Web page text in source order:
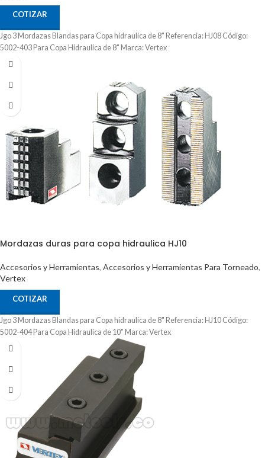
COTIZAR
Jgo 3 Mordazas Blandas para Copa hidraulica de 8" Referencia: HJ08 Código:
5002-403 Para Copa Hidraulica de 8" Marca: Vertex
Mordazas duras para copa hidraulica HJ10
Accesorios y Herramientas, Accesorios y Herramientas Para Torneado,
Vertex
COTIZAR
Jgo 3 Mordazas Blandas para Copa hidraulica de 8" Referencia: HJ10 Código:
5002-404 Para Copa Hidraulica de 10" Marca: Vertex